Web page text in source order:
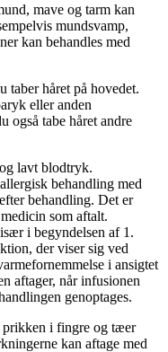
mave og tarm kan
mundsvamp,
kan behandles med
taber håret på hovedet.
eller anden
tabe håret andre
lavt blodtryk.
behandling med
behandling. Det er
som aftalt.
i begyndelsen af 1.
der viser sig ved
i ansigtet
aftager, når infusionen
genoptages.
prikken i fingre og tæer
kan aftage med